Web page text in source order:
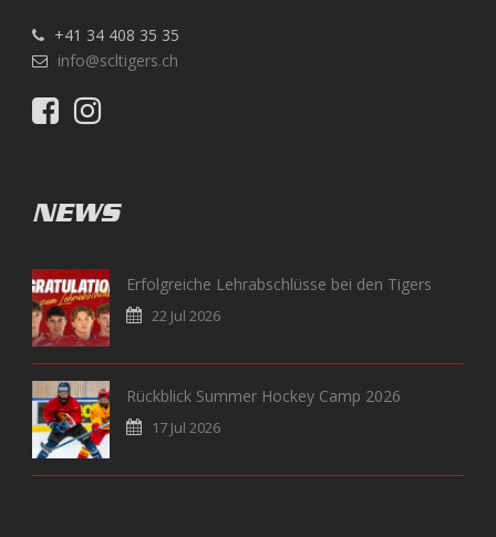
+41 34 408 35 35
info@scltigers.ch
NEWS
Erfolgreiche Lehrabschlüsse bei den Tigers
22 Jul 2026
Rückblick Summer Hockey Camp 2026
17 Jul 2026